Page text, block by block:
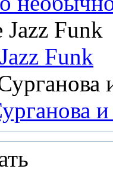
Funk